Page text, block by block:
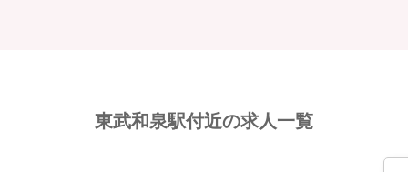
東武和泉駅付近の求人一覧